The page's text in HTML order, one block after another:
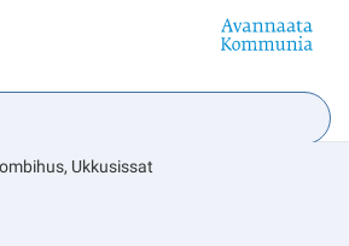
Ukkusissat